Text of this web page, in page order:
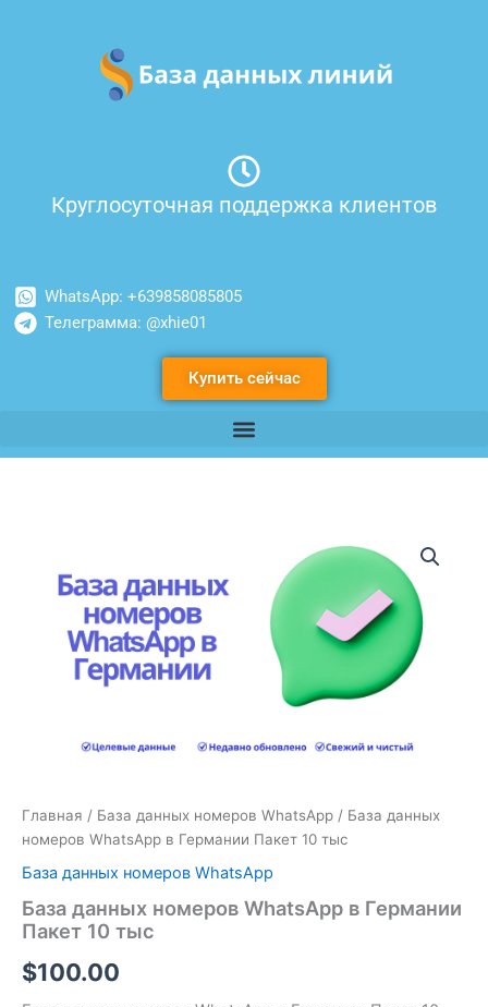
содержимому
Круглосуточная поддержка клиентов
WhatsApp: +639858085805
Телеграмма: @xhie01
Купить сейчас
Главная / База данных номеров WhatsApp / База данных
номеров WhatsApp в Германии Пакет 10 тыс
База данных номеров WhatsApp
База данных номеров WhatsApp в Германии
Пакет 10 тыс
$100.00
данных
WhatsApp
Германии